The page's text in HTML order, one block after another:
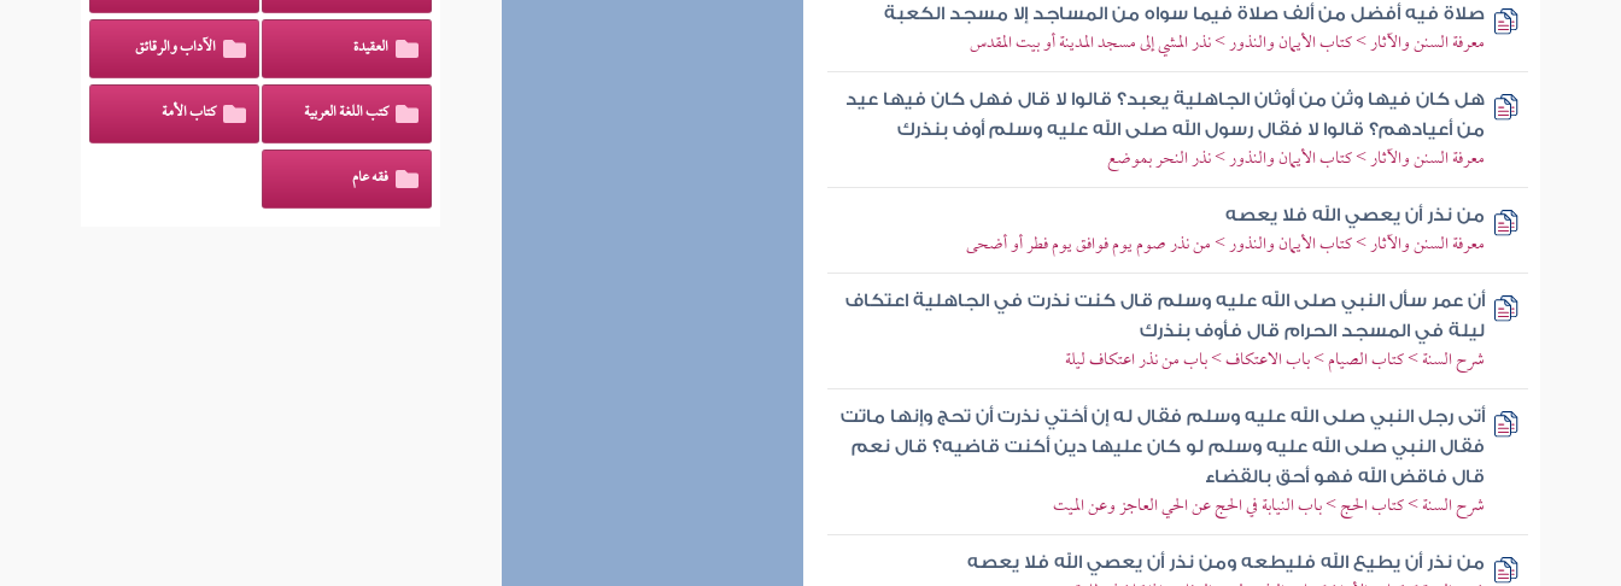
صلاة فيه أفضل من ألف صلاة فيما سواه من المساجد إلا مسجد الكعبة
معرفة السنن والآثار > كتاب الأيمان والنذور > نذر المشي إلى مسجد المدينة أو بيت المقدس
هل كان فيها وثن من أوثان الجاهلية يعبد؟ قالوا لا قال فهل كان فيها عيد
من أعيادهم؟ قالوا لا فقال رسول الله صلى الله عليه وسلم أوف بنذرك
معرفة السنن والآثار > كتاب الأيمان والنذور > نذر النحر بموضع
من نذر أن يعصي الله فلا يعصه
معرفة السنن والآثار > كتاب الأيمان والنذور > من نذر صوم يوم فوافق يوم فطر أو أضحى
أن عمر سأل النبي صلى الله عليه وسلم قال كنت نذرت في الجاهلية اعتكاف
ليلة في المسجد الحرام قال فأوف بنذرك
شرح السنة > كتاب الصيام > باب الاعتكاف > باب من نذر اعتكاف ليلة
أتى رجل النبي صلى الله عليه وسلم فقال له إن أختي نذرت أن تحج وإنها ماتت
فقال النبي صلى الله عليه وسلم لو كان عليها دين أكنت قاضيه؟ قال نعم
قال فاقض الله فهو أحق بالقضاء
شرح السنة > كتاب الحج > باب النيابة في الحج عن الحي العاجز وعن الميت
من نذر أن يطيع الله فليطعه ومن نذر أن يعصي الله فلا يعصه
العقيدة الآداب والرقائق
كتب اللغة العربية كتاب الأمة
فقه عام